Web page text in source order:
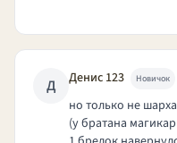
Д Денис 123 Новичок
но только не
(у братана